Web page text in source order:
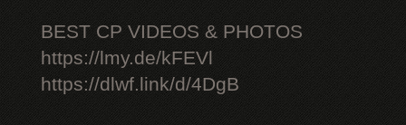
BEST CP VIDEOS & PHOTOS
https://lmy.de/kFEVl
https://dlwf.link/d/4DgB